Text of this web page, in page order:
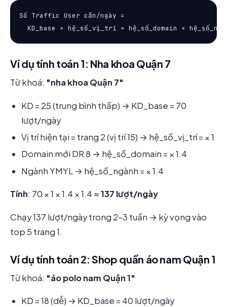
Số Traffic User cần/ngày =
KD_base × hệ_số_vị_trí × hệ_số_domain ×
Ví dụ tính toán 1: Nha khoa Quận 7
Từ khoá: "nha khoa Quận 7"
KD = 25 (trung bình thấp) → KD_base = 70
lượt/ngày
Vị trí hiện tại = trang 2 (vị trí 15) → hệ_số_vị_trí = × 1
Domain mới DR 8 → hệ_số_domain = × 1.4
Ngành YMYL → hệ_số_ngành = × 1.4
Tính: 70 × 1 × 1.4 × 1.4 ≈137 lượt/ngày
Chạy 137 lượt/ngày trong 2-3 tuần → kỳ vọng vào
top 5 trang 1.
Ví dụ tính toán 2: Shop quần áo nam Quận 1
Từ khoá: "áo polo nam Quận 1"
KD = 18 (dễ) → KD_base = 40 lượt/ngày